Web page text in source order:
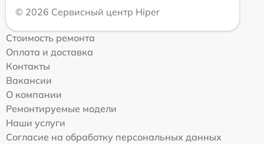
© 2026 Сервисный центр Hiper
Стоимость ремонта
Оплата и доставка
Контакты
Вакансии
О компании
Ремонтируемые модели
Наши услуги
Согласие на обработку персональных данных